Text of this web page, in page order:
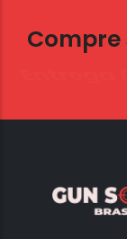
Compre